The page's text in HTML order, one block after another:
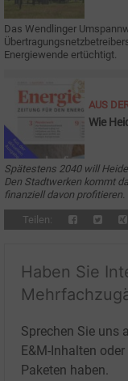
Das Wendlinger
Energiewende ertüchtigt.
AUS
Wie
Spätestens 2040 will
Den Stadtwerken kommt
finanziell davon profitieren.
Teilen:
Haben Sie
Sprechen Sie uns
E&M-Inhalten
Paketen haben.